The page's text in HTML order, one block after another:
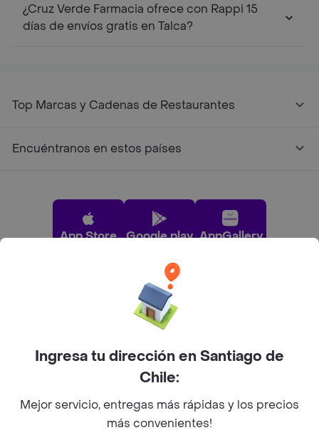
¿Cruz Verde Farmacia ofrece con Rappi 15
días de envíos gratis en Talca?
Top Marcas y Cadenas de Restaurantes
Encuéntranos en estos países
App Store Google play AppGallery
Pide tu comida favorita cerca de ti
Categorías
Ingresa tu dirección en Santiago de
Chile:
Mejor servicio, entregas más rápidas y los precios
más convenientes!